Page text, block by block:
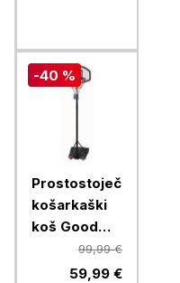
-40 %
Prostostoječi
košarkaški
koš Good
Ball, kovinski
99,99 €
59,99 €